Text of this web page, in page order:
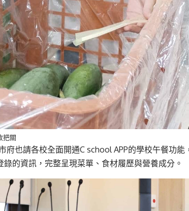
把關
府也請各校全面開通C school APP的學校午餐功
錄的資訊，完整呈現菜單、食材履歷與營養成分。